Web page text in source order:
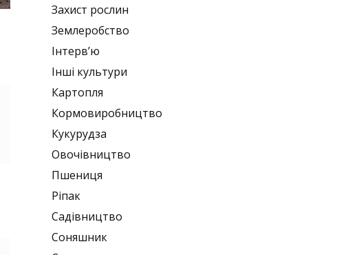
Захист рослин
Землеробство
Інтерв’ю
Інші культури
Картопля
Кормовиробництво
Кукурудза
Овочівництво
Пшениця
Ріпак
Садівництво
Соняшник